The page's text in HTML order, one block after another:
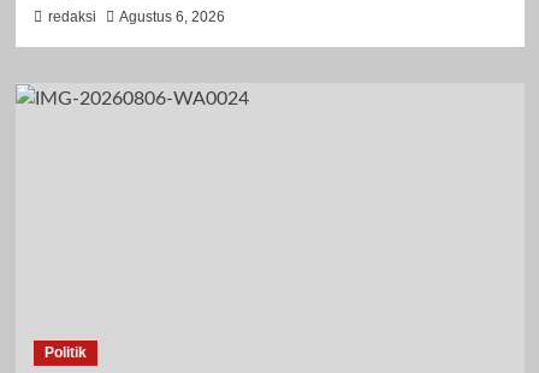
redaksi Agustus 6, 2026
Politik